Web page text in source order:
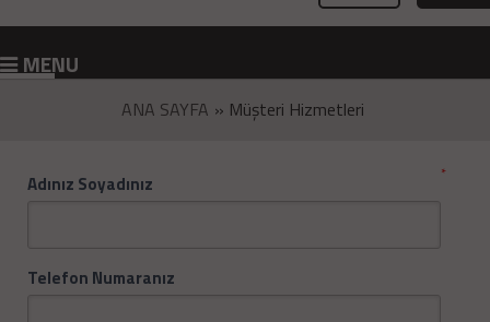
MENU
ANA SAYFA » Müşteri Hizmetleri
Adınız Soyadınız *
Telefon Numaranız